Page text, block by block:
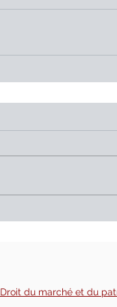
Droit du marché et du